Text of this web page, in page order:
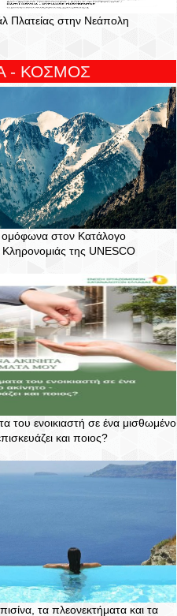
Πλατείας στην Νεάπολη
- ΚΟΣΜΟΣ
στον Κατάλογο
της UNESCO
του ενοικιαστή σε ένα μισθωμένο
και ποιος?
τα πλεονεκτήματα και τα